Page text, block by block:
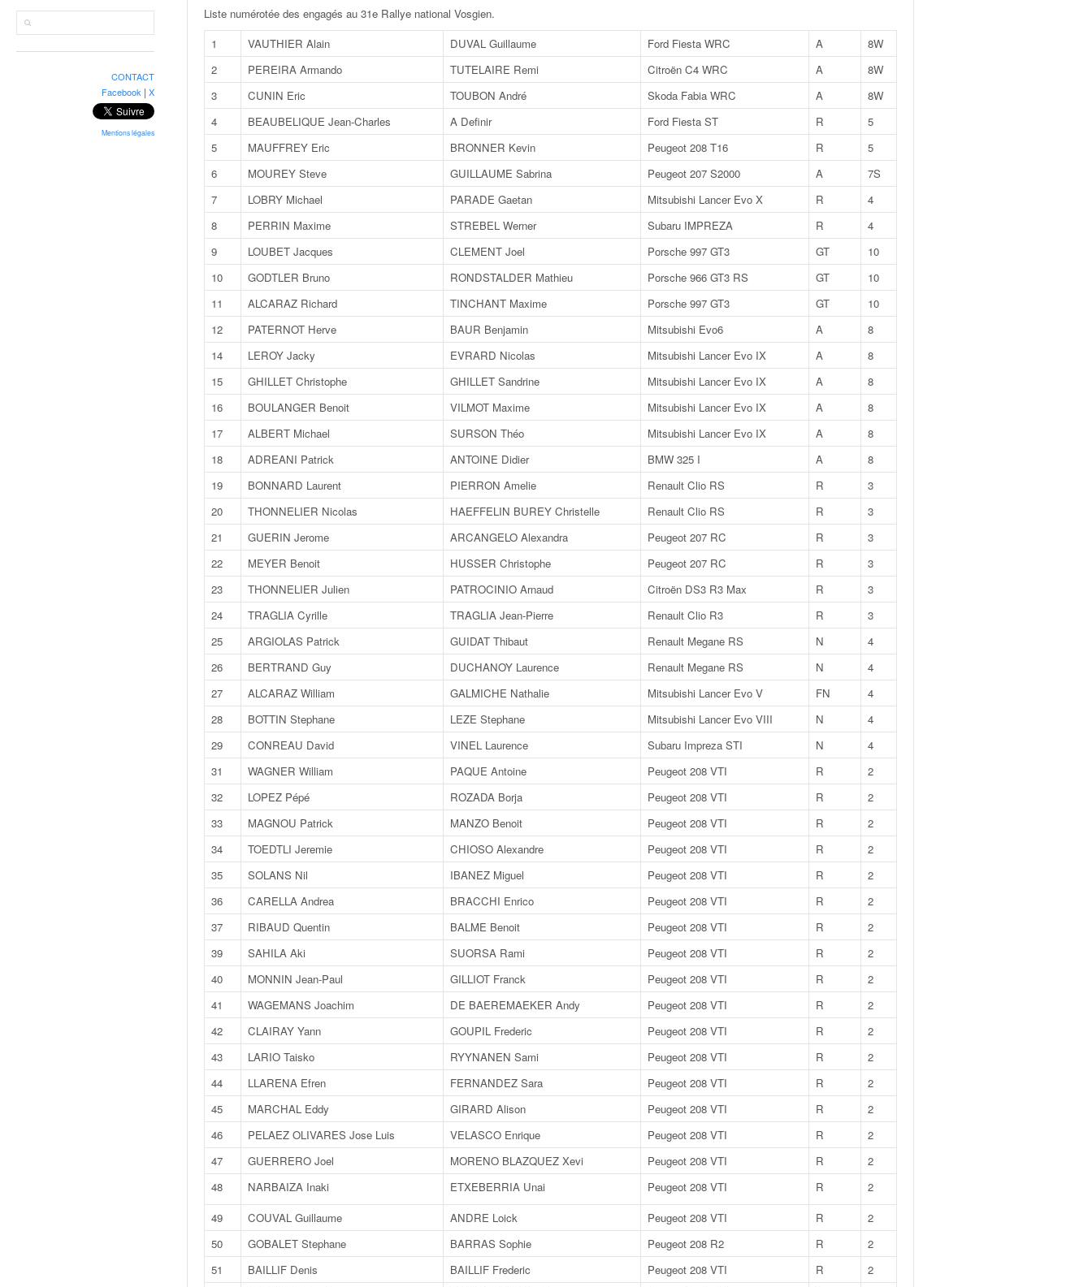
CONTACT
Facebook | X
Mentions légales
Liste numérotée des engagés au 31e Rallye national Vosgien.
1
VAUTHIER Alain DUVAL Guillaume Ford Fiesta WRC A
8W
2
PEREIRA Armando TUTELAIRE Remi Citroën C4 WRC A
8W
3
CUNIN Eric TOUBON André Skoda Fabia WRC A
8W
4
BEAUBELIQUE Jean-Charles A Definir Ford Fiesta ST R
5
5
MAUFFREY Eric BRONNER Kevin Peugeot 208 T16 R
5
6
MOUREY Steve GUILLAUME Sabrina Peugeot 207 S2000 A
7S
7
LOBRY Michael PARADE Gaetan Mitsubishi Lancer Evo X R
4
8
PERRIN Maxime STREBEL Werner Subaru IMPREZA R
4
9
LOUBET Jacques CLEMENT Joel Porsche 997 GT3 GT
10
10
GODTLER Bruno RONDSTALDER Mathieu Porsche 966 GT3 RS GT
10
11
ALCARAZ Richard TINCHANT Maxime Porsche 997 GT3 GT
10
12
PATERNOT Herve BAUR Benjamin Mitsubishi Evo6 A
8
14
LEROY Jacky EVRARD Nicolas Mitsubishi Lancer Evo IX A
8
15
GHILLET Christophe GHILLET Sandrine Mitsubishi Lancer Evo IX A
8
16
BOULANGER Benoit VILMOT Maxime Mitsubishi Lancer Evo IX A
8
17
ALBERT Michael SURSON Théo Mitsubishi Lancer Evo IX A
8
18
ADREANI Patrick ANTOINE Didier BMW 325 I A
8
19
BONNARD Laurent PIERRON Amelie Renault Clio RS R
3
20
THONNELIER Nicolas HAEFFELIN BUREY Christelle Renault Clio RS R
3
21
GUERIN Jerome ARCANGELO Alexandra Peugeot 207 RC R
3
22
MEYER Benoit HUSSER Christophe Peugeot 207 RC R
3
23
THONNELIER Julien PATROCINIO Arnaud Citroën DS3 R3 Max R
3
24
TRAGLIA Cyrille TRAGLIA Jean-Pierre Renault Clio R3 R
3
25
ARGIOLAS Patrick GUIDAT Thibaut Renault Megane RS N
4
26
BERTRAND Guy DUCHANOY Laurence Renault Megane RS N
4
27
ALCARAZ William GALMICHE Nathalie Mitsubishi Lancer Evo V FN
4
28
BOTTIN Stephane LEZE Stephane Mitsubishi Lancer Evo VIII N
4
29
CONREAU David VINEL Laurence Subaru Impreza STI N
4
31
WAGNER William PAQUE Antoine Peugeot 208 VTI R
2
32
LOPEZ Pépé ROZADA Borja Peugeot 208 VTI R
2
33
MAGNOU Patrick MANZO Benoit Peugeot 208 VTI R
2
34
TOEDTLI Jeremie CHIOSO Alexandre Peugeot 208 VTI R
2
35
SOLANS Nil IBANEZ Miguel Peugeot 208 VTI R
2
36
CARELLA Andrea BRACCHI Enrico Peugeot 208 VTI R
2
37
RIBAUD Quentin BALME Benoit Peugeot 208 VTI R
2
39
SAHILA Aki SUORSA Rami Peugeot 208 VTI R
2
40
MONNIN Jean-Paul GILLIOT Franck Peugeot 208 VTI R
2
41
WAGEMANS Joachim DE BAEREMAEKER Andy Peugeot 208 VTI R
2
42
CLAIRAY Yann GOUPIL Frederic Peugeot 208 VTI R
2
43
LARIO Taisko RYYNANEN Sami Peugeot 208 VTI R
2
44
LLARENA Efren FERNANDEZ Sara Peugeot 208 VTI R
2
45
MARCHAL Eddy GIRARD Alison Peugeot 208 VTI R
2
46
PELAEZ OLIVARES Jose Luis VELASCO Enrique Peugeot 208 VTI R
2
47
GUERRERO Joel MORENO BLAZQUEZ Xevi Peugeot 208 VTI R
2
48
NARBAIZA Inaki ETXEBERRIA Unai Peugeot 208 VTI R
2
49
COUVAL Guillaume ANDRE Loick Peugeot 208 VTI R
2
50
GOBALET Stephane BARRAS Sophie Peugeot 208 R2 R
2
51
BAILLIF Denis BAILLIF Frederic Peugeot 208 VTI R
2